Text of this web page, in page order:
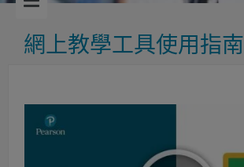
網上教學工具使用指南